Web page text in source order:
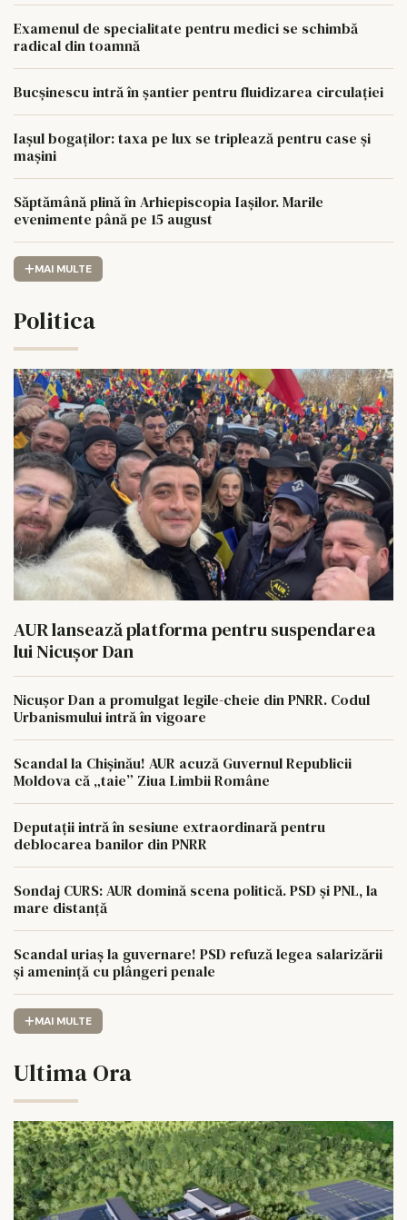
Examenul de specialitate pentru medici se schimbă
radical din toamnă
Bucșinescu intră în șantier pentru fluidizarea circulației
Iașul bogaților: taxa pe lux se triplează pentru case și
mașini
Săptămână plină în Arhiepiscopia Iașilor. Marile
evenimente până pe 15 august
MAI MULTE
Politica
AUR lansează platforma pentru suspendarea
lui Nicușor Dan
Nicușor Dan a promulgat legile-cheie din PNRR. Codul
Urbanismului intră în vigoare
Scandal la Chișinău! AUR acuză Guvernul Republicii
Moldova că „taie” Ziua Limbii Române
Deputații intră în sesiune extraordinară pentru
deblocarea banilor din PNRR
Sondaj CURS: AUR domină scena politică. PSD și PNL, la
mare distanță
Scandal uriaș la guvernare! PSD refuză legea salarizării
și amenință cu plângeri penale
MAI MULTE
Ultima Ora